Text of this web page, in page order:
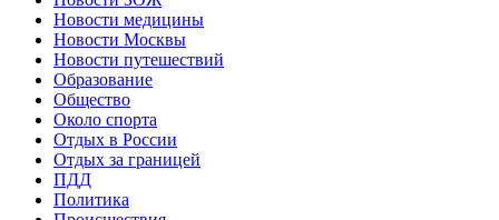
Новости медицины
Новости Москвы
Новости путешествий
Образование
Общество
Около спорта
Отдых в России
Отдых за границей
ПДД
Политика